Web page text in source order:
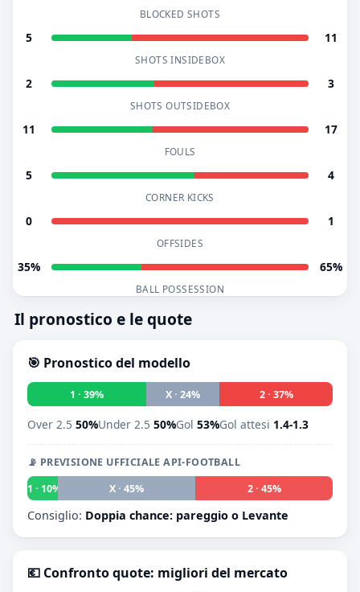
BLOCKED SHOTS
5 11
SHOTS INSIDEBOX
2 3
SHOTS OUTSIDEBOX
11 17
FOULS
5 4
CORNER KICKS
0 1
OFFSIDES
35% 65%
BALL POSSESSION
Il pronostico e le quote
🎯 Pronostico del modello
1 · 39% X · 24% 2 · 37%
Over 2.5 50%Under 2.5 50%Gol 53%Gol attesi 1.4-1.3
📡 PREVISIONE UFFICIALE API-FOOTBALL
1 · 10%
X · 45% 2 · 45%
Consiglio: Doppia chance: pareggio o Levante
💶 Confronto quote: migliori del mercato